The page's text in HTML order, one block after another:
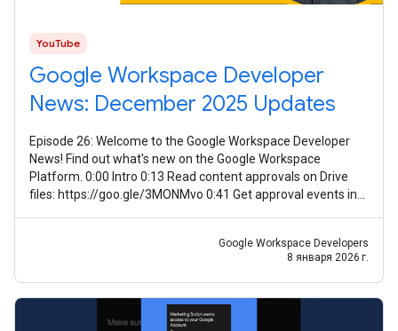
YouTube
Google Workspace Developer
News: December 2025 Updates
Episode 26: Welcome to the Google Workspace Developer
News! Find out what's new on the Google Workspace
Platform. 0:00 Intro 0:13 Read content approvals on Drive
files: https://goo.gle/3MONMvo 0:41 Get approval events in
Google Workspace Developers
8 января 2026 г.